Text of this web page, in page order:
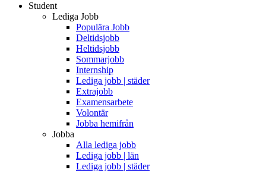
Student
Lediga Jobb
Populära Jobb
Deltidsjobb
Heltidsjobb
Sommarjobb
Internship
Lediga jobb | städer
Extrajobb
Examensarbete
Volontär
Jobba hemifrån
Jobba
Alla lediga jobb
Lediga jobb | län
Lediga jobb | städer